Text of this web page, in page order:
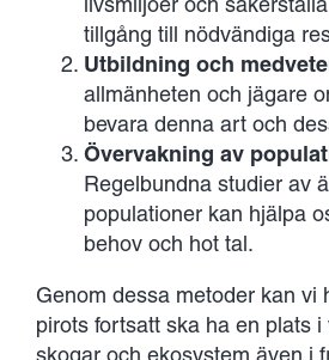
tillgång till nödvändiga
Utbildning och
allmänheten och jägare
bevara denna art och
Övervakning av
Regelbundna studier av
populationer kan hjälpa
behov och hot tal.
Genom dessa metoder kan vi
pirots fortsatt ska ha en plats